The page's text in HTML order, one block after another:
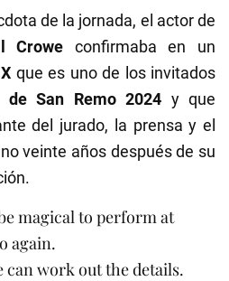
de la jornada, el actor de
Crowe confirmaba en un
X que es uno de los invitados
de San Remo 2024 y que
del jurado, la prensa y el
veinte años después de su
magical to perform at
again.
can work out the details.